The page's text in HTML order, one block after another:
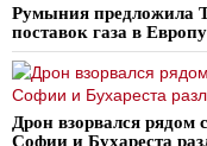
Румыния предложила
поставок газа в
Дрон взорвался рядом
Софии и Бухареста